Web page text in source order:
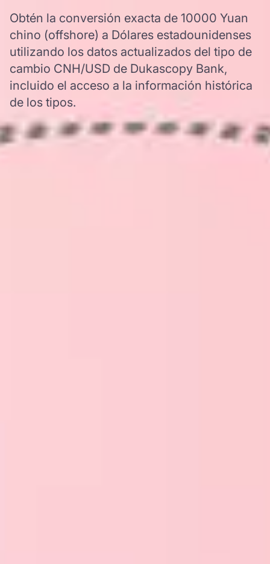
Obtén la conversión exacta de 10000 Yuan
chino (offshore) a Dólares estadounidenses
utilizando los datos actualizados del tipo de
cambio CNH/USD de Dukascopy Bank,
incluido el acceso a la información histórica
de los tipos.